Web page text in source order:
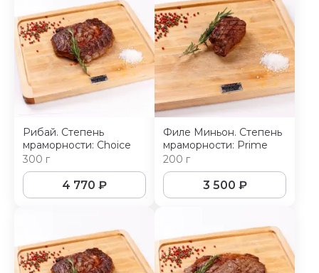
Рибай. Степень
мраморности: Choice
300 г
4 770 ₽
Филе Миньон. Степень
мраморности: Prime
200 г
3 500 ₽